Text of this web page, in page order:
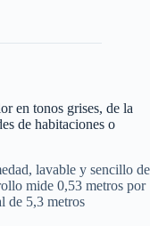
en tonos grises, de la
de habitaciones o
lavable y sencillo de
mide 0,53 metros por
de 5,3 metros